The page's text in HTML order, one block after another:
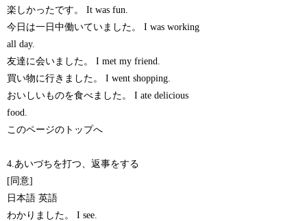
楽しかったです。 It was fun.
今日は一日中働いていました。 I was working
all day.
友達に会いました。 I met my friend.
買い物に行きました。 I went shopping.
おいしいものを食べました。 I ate delicious
food.
このページのトップへ
4.あいづちを打つ、返事をする
[同意]
日本語 英語
わかりました。 I see.